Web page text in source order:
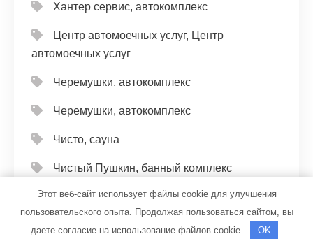
Хантер сервис, автокомплекс
Центр автомоечных услуг, Центр
автомоечных услуг
Черемушки, автокомплекс
Черемушки, автокомплекс
Чисто, сауна
Чистый Пушкин, банный комплекс
Чкаловская СТО
Этот веб-сайт использует файлы cookie для улучшения
пользовательского опыта. Продолжая пользоваться сайтом, вы
даете согласие на использование файлов cookie.
OK